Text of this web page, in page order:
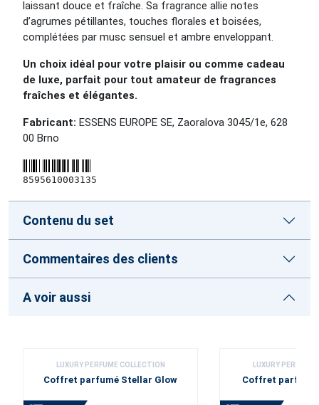
laissant douce et fraîche. Sa fragrance allie notes
d’agrumes pétillantes, touches florales et boisées,
complétées par musc sensuel et ambre enveloppant.
Un choix idéal pour votre plaisir ou comme cadeau
de luxe, parfait pour tout amateur de fragrances
fraîches et élégantes.
Fabricant: ESSENS EUROPE SE, Zaoralova 3045/1e, 628
00 Brno
8595610003135
Contenu du set
Commentaires des clients
A voir aussi
LUXURY PERFUME COLLECTION
Coffret parfumé Stellar Glow
LUXURY
Coffret parfumé